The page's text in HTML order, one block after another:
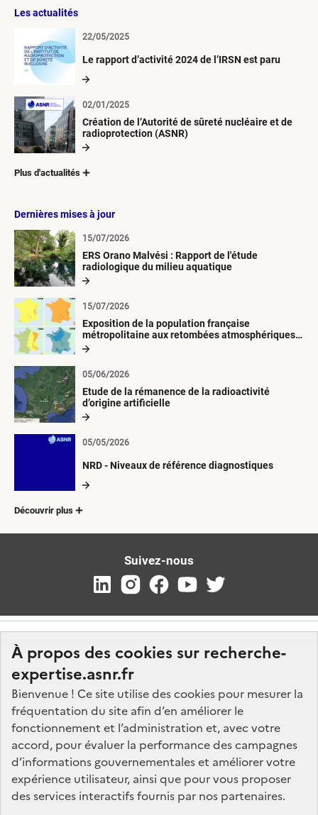
À propos des cookies sur recherche-
expertise.asnr.fr
Bienvenue ! Ce site utilise des cookies pour mesurer la
fréquentation du site afin d’en améliorer le
fonctionnement et l’administration et, avec votre
accord, pour évaluer la performance des campagnes
d’informations gouvernementales et améliorer votre
expérience utilisateur, ainsi que pour vous proposer
des services interactifs fournis par nos partenaires.
Les actualités
Le rapport d’activité 2024 de l’IRSN est paru
22/05/2025
Création de l’Autorité de sûreté nucléaire et de
radioprotection (ASNR)
02/01/2025
Plus d'actualités
Dernières mises à jour
ERS Orano Malvési : Rapport de l'étude
radiologique du milieu aquatique
15/07/2026
Exposition de la population française
métropolitaine aux retombées atmosphériques
radioactives depuis 1945
15/07/2026
Etude de la rémanence de la radioactivité
d’origine artificielle
05/06/2026
NRD - Niveaux de référence diagnostiques
05/05/2026
Découvrir plus
Suivez-nous
Nos marchés
Nos offres d'emploi
FAQ
Glossaire